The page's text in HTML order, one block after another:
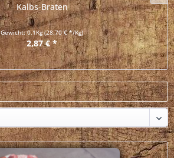
Kalbs-Braten
Gewicht:0.1Kg(28,70 € */Kg)
2,87 € *